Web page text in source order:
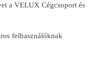
a VELUX Cégcsoport és
felhasználóknak